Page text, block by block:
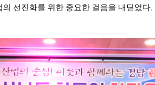
선진화를 위한 중요한 걸음을 내딛었다.